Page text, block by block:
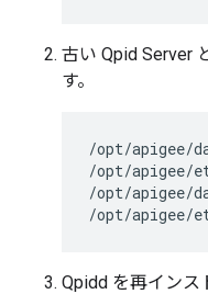
古い Qpid Server
す。
/opt/apigee/
/opt/apigee/
/opt/apigee/
/opt/apigee/
Qpidd を再インス